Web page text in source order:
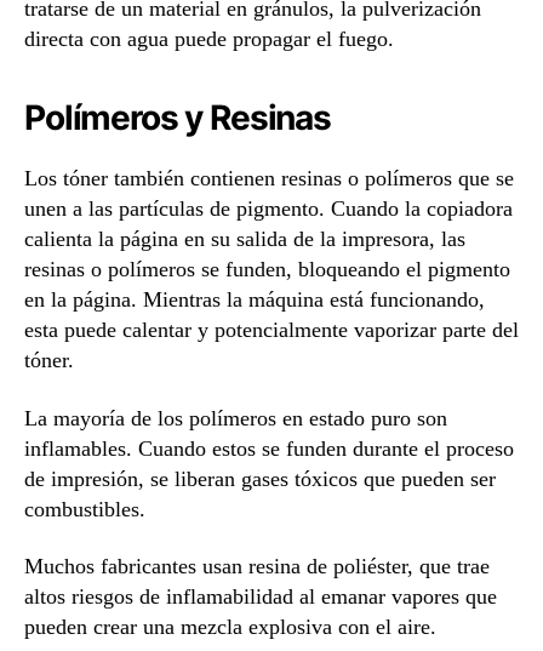
tratarse de un material en gránulos, la pulverización
directa con agua puede propagar el fuego.
Polímeros y Resinas
Los tóner también contienen resinas o polímeros que se
unen a las partículas de pigmento. Cuando la copiadora
calienta la página en su salida de la impresora, las
resinas o polímeros se funden, bloqueando el pigmento
en la página. Mientras la máquina está funcionando,
esta puede calentar y potencialmente vaporizar parte del
tóner.
La mayoría de los polímeros en estado puro son
inflamables. Cuando estos se funden durante el proceso
de impresión, se liberan gases tóxicos que pueden ser
combustibles.
Muchos fabricantes usan resina de poliéster, que trae
altos riesgos de inflamabilidad al emanar vapores que
pueden crear una mezcla explosiva con el aire.